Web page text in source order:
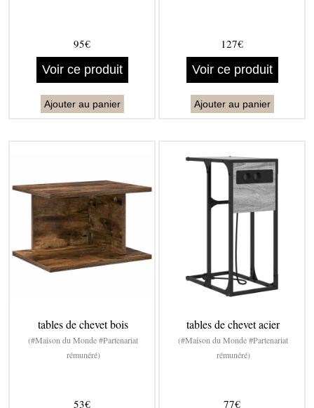
95€
Voir ce produit
Ajouter au panier
127€
Voir ce produit
Ajouter au panier
tables de chevet bois
(#Maison du Monde #Partenariat
rémunéré)
53€
tables de chevet acier
(#Maison du Monde #Partenariat
rémunéré)
77€